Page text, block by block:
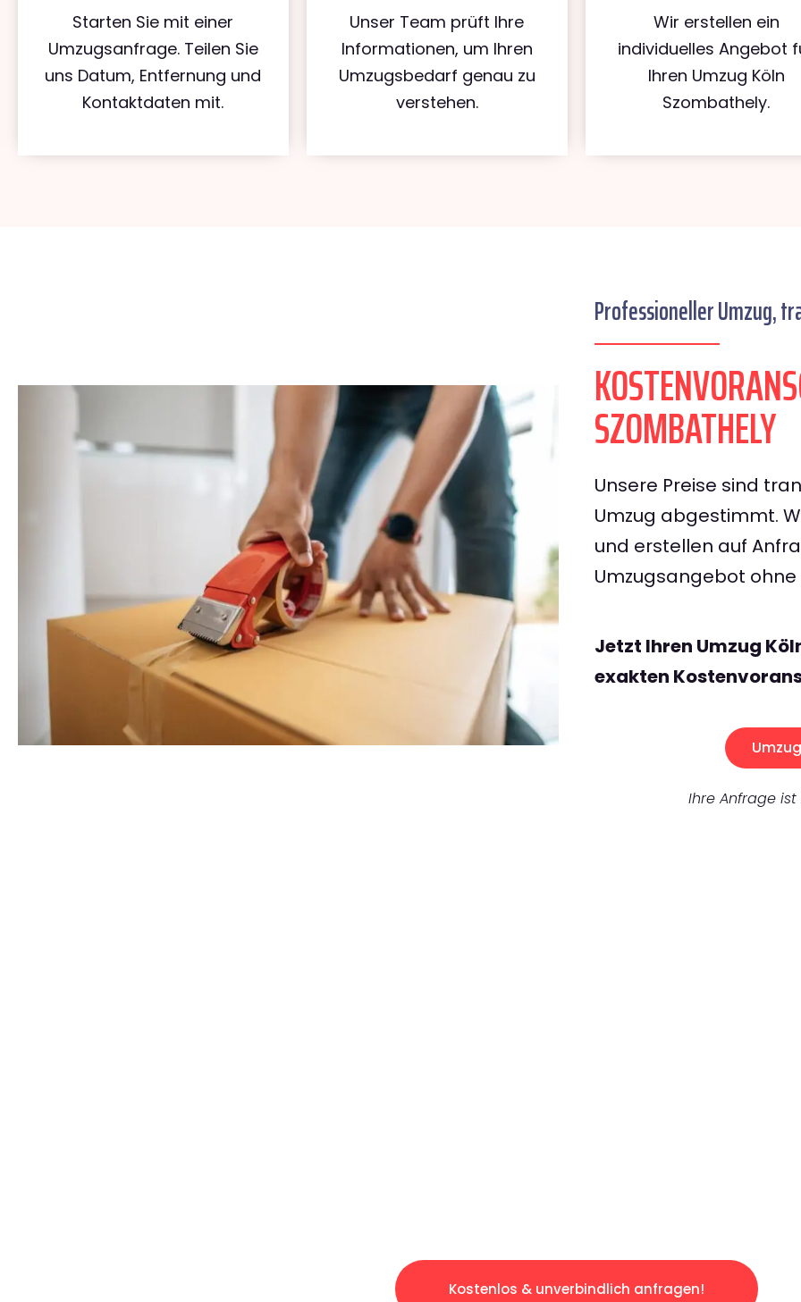
Starten Sie mit einer
Umzugsanfrage. Teilen Sie
uns Datum, Entfernung und
Kontaktdaten mit.
Unser Team prüft Ihre
Informationen, um Ihren
Umzugsbedarf genau zu
verstehen.
Wir erstellen ein
individuelles Angebot
Ihren Umzug Köln
Szombathely.
Professioneller Umzug,
SZOMBATHELY
Unsere Preise sind
Umzug abgestimmt.
und erstellen auf
Umzugsangebot
Jetzt Ihren Umzug
exakten
Ihre Anfrage ist
Kostenlos & unverbindlich anfragen!